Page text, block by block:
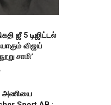
ஜீ 5 டிஜிட்டல்
விஜய்
சாமி’
அணியை